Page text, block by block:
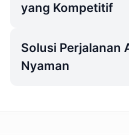
yang Kompetitif
Solusi Perjalanan
Nyaman